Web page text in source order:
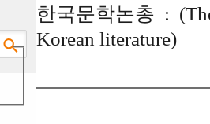
한국문학논총 :
Korean literature)